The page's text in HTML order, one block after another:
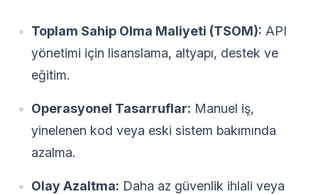
Toplam Sahip Olma Maliyeti (TSOM): API
yönetimi için lisanslama, altyapı, destek ve
eğitim.
Operasyonel Tasarruflar: Manuel iş,
yinelenen kod veya eski sistem bakımında
azalma.
Olay Azaltma: Daha az güvenlik ihlali veya